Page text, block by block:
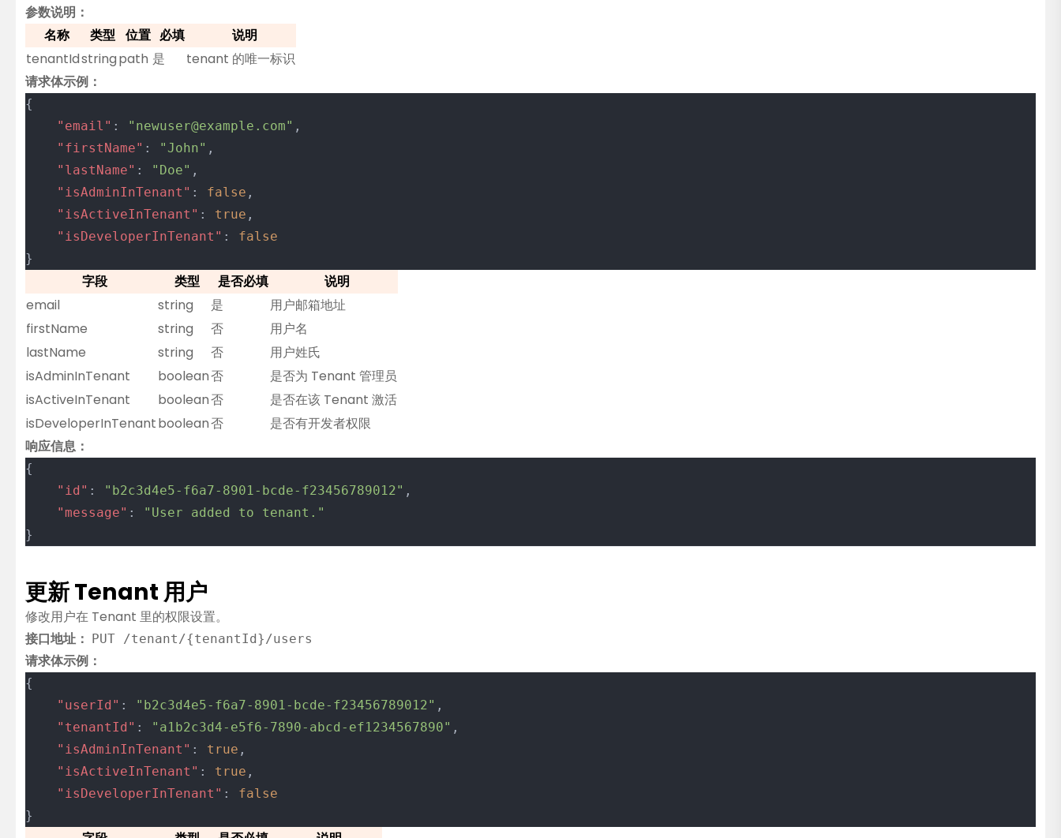
参数说明：
名称
类型 位置 必填
说明
tenantIdstringpath 是
tenant 的唯一标识
请求体示例：
{
	"email"
: "newuser@example.com" ,
	"firstName"
: "John" ,
	"lastName"
: "Doe" ,
	"isAdminInTenant"
: false ,
	"isActiveInTenant"
: true ,
	"isDeveloperInTenant"
: false
}
字段 类型 是否必填
说明
email
string 是
用户邮箱地址
firstName
string 否
用户名
lastName
string 否
用户姓氏
isAdminInTenant
boolean否
是否为 Tenant 管理员
isActiveInTenant
boolean否
是否在该 Tenant 激活
isDeveloperInTenantboolean否
是否有开发者权限
响应信息：
{
	"id"
: "b2c3d4e5-f6a7-8901-bcde-f23456789012" ,
	"message"
:
"User added to tenant."
}
更新 Tenant 用户
修改用户在 Tenant 里的权限设置。
接口地址： PUT /tenant/{tenantId}/users
请求体示例：
{
	"userId"
: "b2c3d4e5-f6a7-8901-bcde-f23456789012" ,
	"tenantId"
: "a1b2c3d4-e5f6-7890-abcd-ef1234567890" ,
	"isAdminInTenant"
: true ,
	"isActiveInTenant"
: true ,
	"isDeveloperInTenant"
: false
}